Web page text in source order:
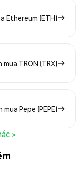
Ethereum (ETH)
mua TRON (TRX)
mua Pepe (PEPE)
>